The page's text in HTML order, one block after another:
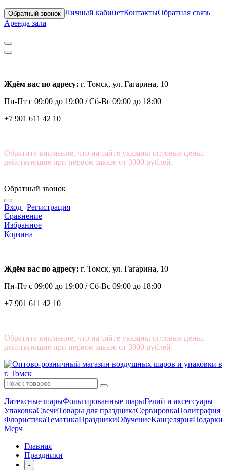
Обратный звонок Личный кабинетКонтактыОбратная связь
Аренда зала
Ждём вас по адресу: г. Томск, ул. Гагарина, 10
Пн-Пт с 09:00 до 19:00 /Сб-Вс 09:00 до 18:00
+7 901 611 42 10
Обратите внимание, что на сайте указаны оптовые цены,
действующие при первом заказе от 3000 рублей.
Обратный звонок
Вход | Регистрация
Сравнение
Избранное
Корзина
Ждём вас по адресу: г. Томск, ул. Гагарина, 10
Пн-Пт с 09:00 до 19:00 /Сб-Вс 09:00 до 18:00
+7 901 611 42 10
Обратите внимание, что на сайте указаны оптовые цены,
действующие при первом заказе от 3000 рублей.
Латексные шарыФольгированные шарыГелий и аксессуары
УпаковкаСвечиТовары для праздникаСервировкаПолиграфия
ФлористикаТематикаПраздникиОбучениеКанцелярияПодарки
Мерч
Главная
Праздники
-